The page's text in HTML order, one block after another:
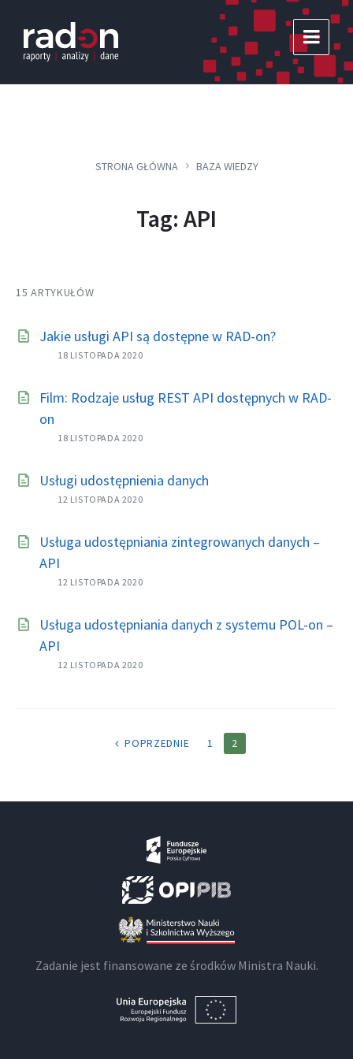
content
main
navigation
footer
STRONA GŁÓWNA BAZA WIEDZY
Tag: API
15 ARTYKUŁÓW
Jakie usługi API są dostępne w RAD-on?
18 LISTOPADA 2020
Film: Rodzaje usług REST API dostępnych w RAD-
on
18 LISTOPADA 2020
Usługi udostępnienia danych
12 LISTOPADA 2020
Usługa udostępniania zintegrowanych danych –
API
12 LISTOPADA 2020
Usługa udostępniania danych z systemu POL-on –
API
12 LISTOPADA 2020
STRONICOWANIEPOPRZEDNIE 1 2
Zadanie jest finansowane ze środków Ministra Nauki.